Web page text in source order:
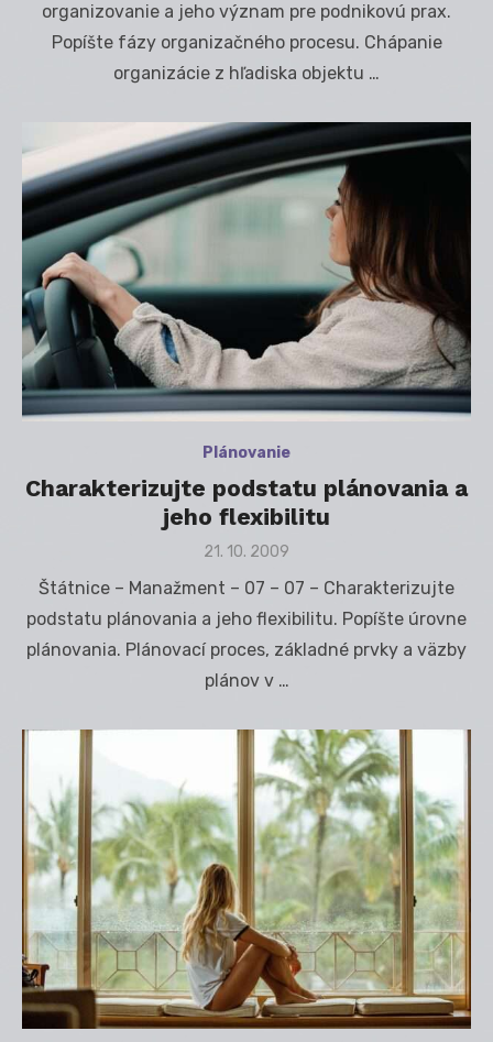
organizovanie a jeho význam pre podnikovú prax.
Popíšte fázy organizačného procesu. Chápanie
organizácie z hľadiska objektu …
Plánovanie
Charakterizujte podstatu plánovania a
jeho flexibilitu
Posted
21. 10. 2009
Štátnice – Manažment – 07 – 07 – Charakterizujte
podstatu plánovania a jeho flexibilitu. Popíšte úrovne
plánovania. Plánovací proces, základné prvky a väzby
plánov v …